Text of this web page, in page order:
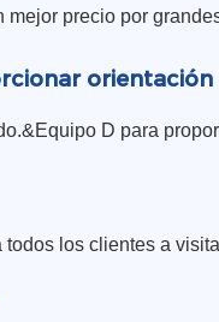
mejor precio por
D para
los clientes a